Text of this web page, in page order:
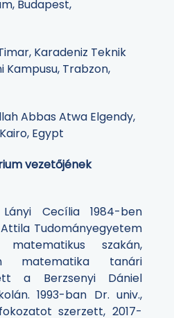
Budapest,
Karadeniz Teknik
Kampusu, Trabzon,
Abbas Atwa Elgendy,
Egypt
vezetőjének
Cecília 1984-ben
Tudományegyetem
matematikus szakán,
matematika tanári
a Berzsenyi Dániel
1993-ban Dr. univ.,
szerzett, 2017-